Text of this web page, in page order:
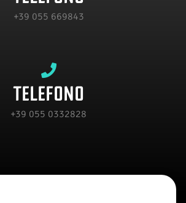
+39 055 669843
TELEFONO
+39 055 0332828